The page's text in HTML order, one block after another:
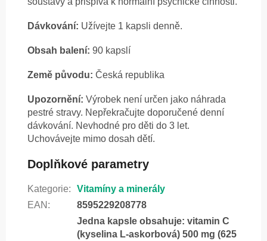
Dávkování: Užívejte 1 kapsli denně.
Obsah balení: 90 kapslí
Země původu: Česká republika
Upozornění: Výrobek není určen jako náhrada
pestré stravy. Nepřekračujte doporučené denní
dávkování. Nevhodné pro děti do 3 let.
Uchovávejte mimo dosah dětí.
Doplňkové parametry
Kategorie:
Vitamíny a minerály
EAN : 8595229208778
Jedna kapsle obsahuje: vitamin C
(kyselina L-askorbová) 500 mg (625